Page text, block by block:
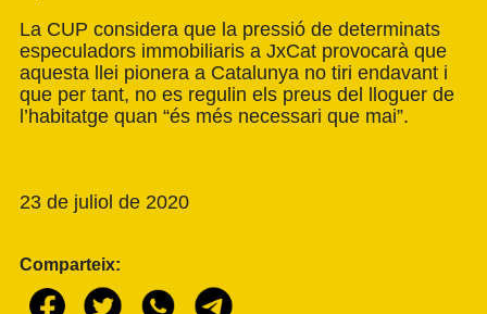
La CUP considera que la pressió de determinats
especuladors immobiliaris a JxCat provocarà que
aquesta llei pionera a Catalunya no tiri endavant i
que per tant, no es regulin els preus del lloguer de
l’habitatge quan “és més necessari que mai”.
23 de juliol de 2020
Comparteix: